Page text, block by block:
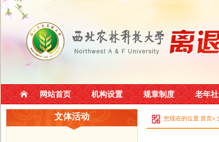
网站首页 机构设置 规章制度 老年
文体活动 您现在的位置 首页»